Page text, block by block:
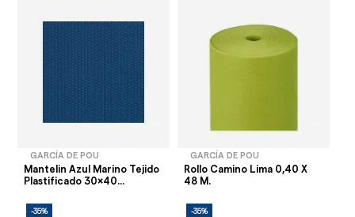
GARCÍA DE POU
Mantelin Azul Marino Tejido
Plastificado 30x40...
-35%
GARCÍA DE POU
Rollo Camino Lima 0,40 X
48 M.
-35%